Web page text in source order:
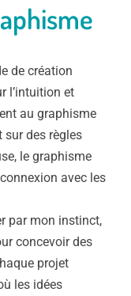
de création
l’intuition et
au graphisme
sur des règles
le graphisme
avec les
par mon instinct,
concevoir des
projet
les idées